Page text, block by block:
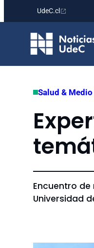
contenido
UdeC.cl
Salud &
Encuentro
Universidad